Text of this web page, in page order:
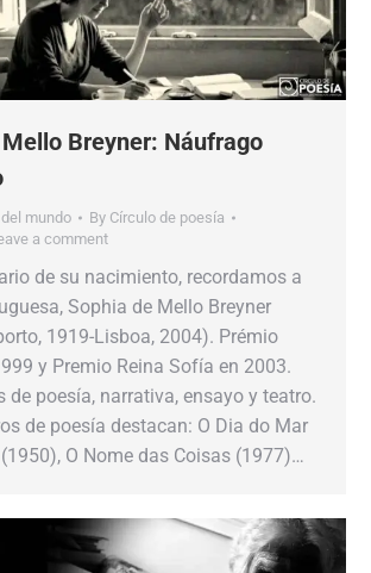
Breyner: Náufrago
mundo By Círculo de poesía
a comment
de su nacimiento, recordamos a
Sophia de Mello Breyner
1919-Lisboa, 2004). Prémio
y Premio Reina Sofía en 2003.
de poesía, narrativa, ensayo y teatro.
de poesía destacan: O Dia do Mar
O Nome das Coisas (1977)…